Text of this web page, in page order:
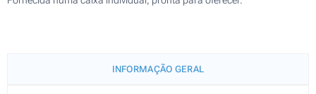
INFORMAÇÃO GERAL